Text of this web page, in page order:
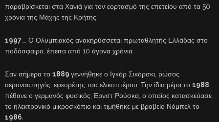
παραβρίσκεται στα Χανιά για τον εορτασμό της επετείου από τα 50
χρόνια της Μάχης της Κρήτης.
1997 …. Ο Ολυμπιακός ανακηρύσσεται πρωταθλητής Ελλάδας στο
ποδόσφαιρο, έπειτα από 10 άγονα χρόνια.
Σαν σήμερα το 1889 γεννήθηκε ο Ιγκόρ Σικόρσκι, ρώσος
αεροναυπηγός, εφευρέτης του ελικοπτέρου. Την ίδια μέρα το 1988
πέθανε ο γερμανός φυσικός, Ερνστ Ρούσκα, ο οποίος κατασκεύασε
το ηλεκτρονικό μικροσκόπιο και τιμήθηκε με βραβείο Νόμπελ το
1986